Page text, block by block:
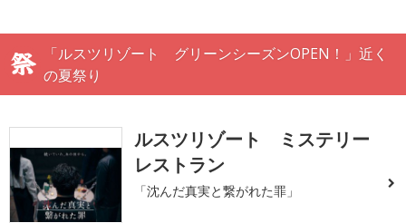
「ルスツリゾート グリーンシーズンOPEN！」近く
の夏祭り
ルスツリゾート ミステリー
レストラン
「沈んだ真実と繋がれた罪」